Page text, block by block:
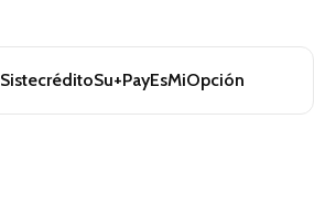
SistecréditoSu+PayEsMiOpción